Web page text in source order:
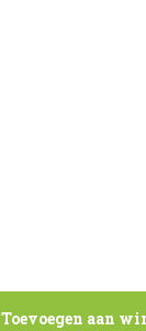
Toevoegen aan